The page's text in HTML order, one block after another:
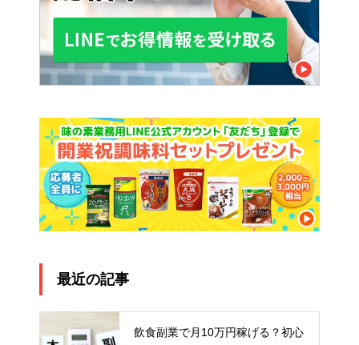
最近の記事
飲食副業で月10万円稼げる？初心